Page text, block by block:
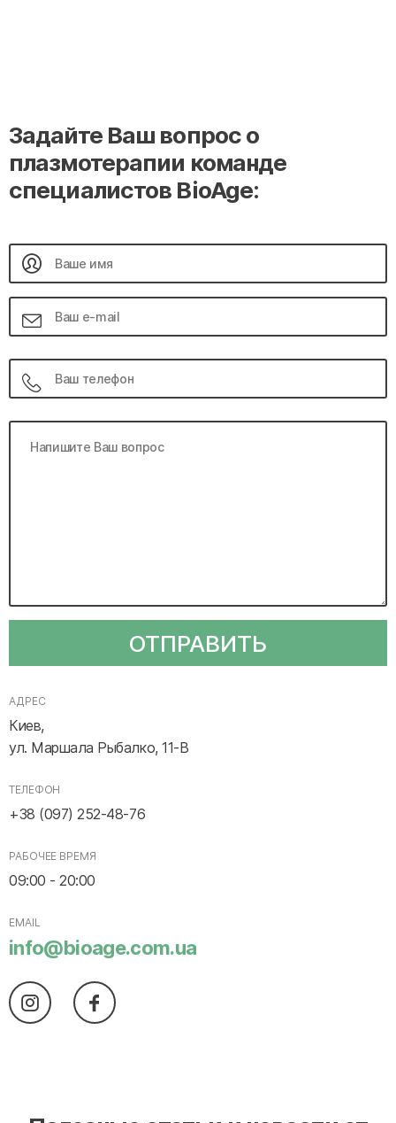
Задайте Ваш вопрос о
плазмотерапии команде
специалистов BioAge:
ОТПРАВИТЬ
АДРЕС
Киев,
ул. Маршала Рыбалко, 11-В
ТЕЛЕФОН
+38 (097) 252-48-76
РАБОЧЕЕ ВРЕМЯ
09:00 - 20:00
EMAIL
info@bioage.com.ua